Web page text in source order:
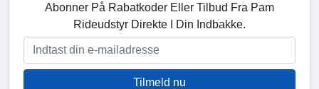
Abonner På Rabatkoder Eller Tilbud Fra Pam
Rideudstyr Direkte I Din Indbakke.
Tilmeld nu